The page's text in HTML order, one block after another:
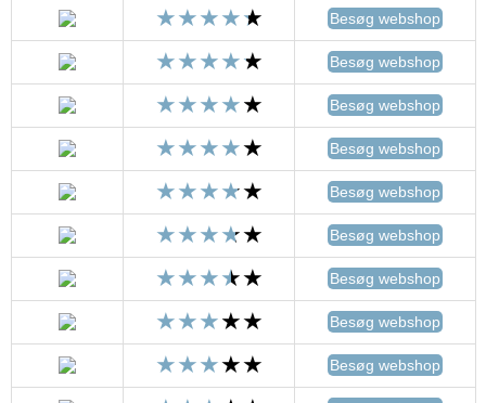
Besøg webshop
Besøg webshop
Besøg webshop
Besøg webshop
Besøg webshop
Besøg webshop
Besøg webshop
Besøg webshop
Besøg webshop